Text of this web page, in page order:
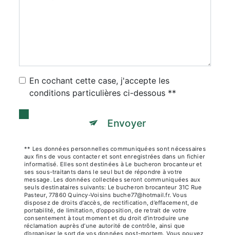
En cochant cette case, j'accepte les
conditions particulières ci-dessous **
Envoyer
** Les données personnelles communiquées sont nécessaires
aux fins de vous contacter et sont enregistrées dans un fichier
informatisé. Elles sont destinées à Le bucheron brocanteur et
ses sous-traitants dans le seul but de répondre à votre
message. Les données collectées seront communiquées aux
seuls destinataires suivants: Le bucheron brocanteur 31C Rue
Pasteur, 77860 Quincy-Voisins buche77@hotmail.fr. Vous
disposez de droits d’accès, de rectification, d’effacement, de
portabilité, de limitation, d’opposition, de retrait de votre
consentement à tout moment et du droit d’introduire une
réclamation auprès d’une autorité de contrôle, ainsi que